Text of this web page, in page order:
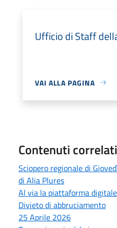
Ufficio di Staff
VAI ALLA PAGINA
Contenuti correlati
Sciopero regionale di
di Alia Plures
Al via la piattaforma
Divieto di abbruciamento
25 Aprile 2026